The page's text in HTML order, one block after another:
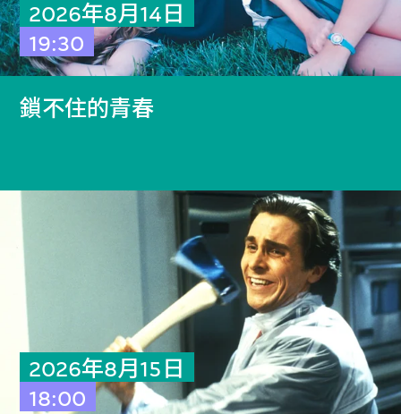
2026年8月14日
19:30
鎖不住的青春
2026年8月15日
18:00